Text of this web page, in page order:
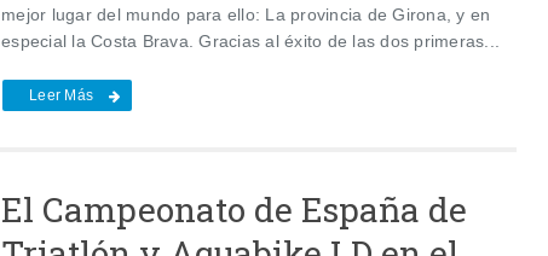
mejor lugar del mundo para ello: La provincia de Girona, y en
especial la Costa Brava. Gracias al éxito de las dos primeras...
Leer Más
El Campeonato de España de